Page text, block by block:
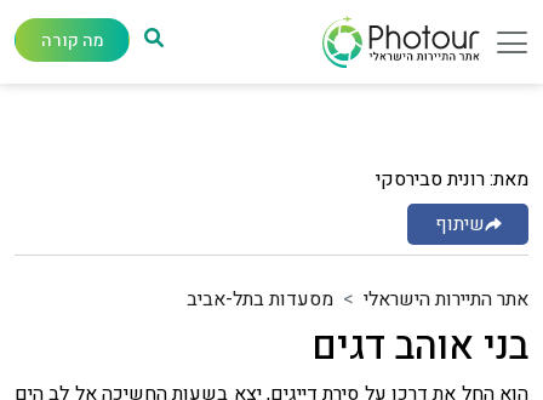
מה קורה
מאת: רונית סבירסקי
שיתוף
אתר התיירות הישראלי מסעדות בתל-אביב
בני אוהב דגים
הוא החל את דרכו על סירת דייגים, יצא בשעות החשיכה אל לב הים